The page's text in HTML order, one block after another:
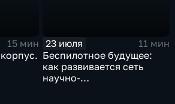
15 мин
23 июля
11 мин
Беспилотное будущее:
как развивается сеть
научно-